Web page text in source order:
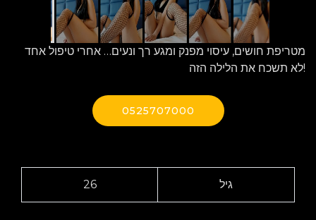
מטריפת חושים, עיסוי מפנק ומגע רך ונעים… אחרי טיפול אחד
לא תשכח את הלילה הזה!
0525707000
26 גיל